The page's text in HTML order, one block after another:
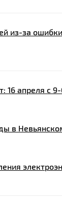
из-за
16 апреля с
в